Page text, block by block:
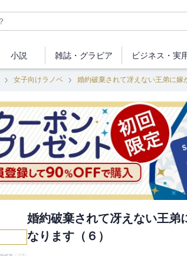
小説 雑誌・ グラビア ビジネス ・実
女子向けラノベ 婚約破棄されて冴えない王弟に
婚約破棄されて冴えない王弟
なります（６）